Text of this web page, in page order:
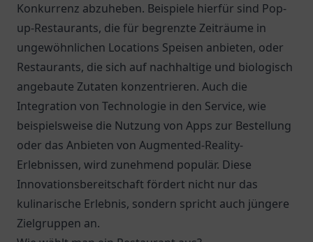
Konkurrenz abzuheben. Beispiele hierfür sind Pop-
up-Restaurants, die für begrenzte Zeiträume in
ungewöhnlichen Locations Speisen anbieten, oder
Restaurants, die sich auf nachhaltige und biologisch
angebaute Zutaten konzentrieren. Auch die
Integration von Technologie in den Service, wie
beispielsweise die Nutzung von Apps zur Bestellung
oder das Anbieten von Augmented-Reality-
Erlebnissen, wird zunehmend populär. Diese
Innovationsbereitschaft fördert nicht nur das
kulinarische Erlebnis, sondern spricht auch jüngere
Zielgruppen an.